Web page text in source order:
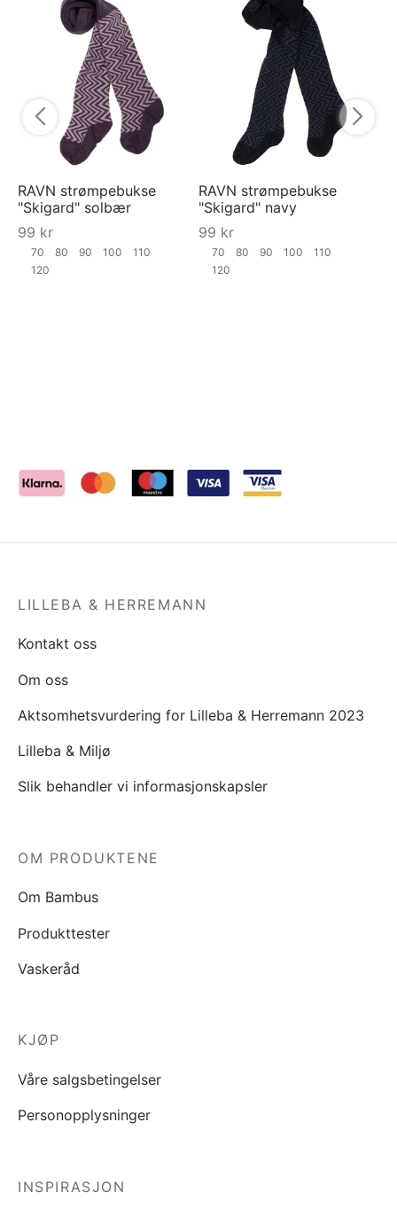
RAVN strømpebukse
"Skigard" solbær
99 kr
70 80 90 100
110
120
RAVN strømpebukse
"Skigard" navy
99 kr
70 80 90 100
110
120
LILLEBA & HERREMANN
Kontakt oss
Om oss
Aktsomhetsvurdering for Lilleba & Herremann 2023
Lilleba & Miljø
Slik behandler vi informasjonskapsler
OM PRODUKTENE
Om Bambus
Produkttester
Vaskeråd
KJØP
Våre salgsbetingelser
Personopplysninger
INSPIRASJON